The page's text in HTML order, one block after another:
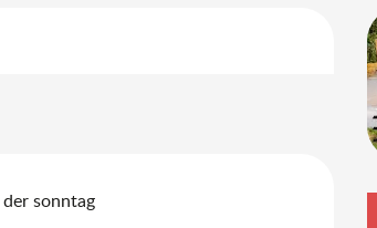
sonntag